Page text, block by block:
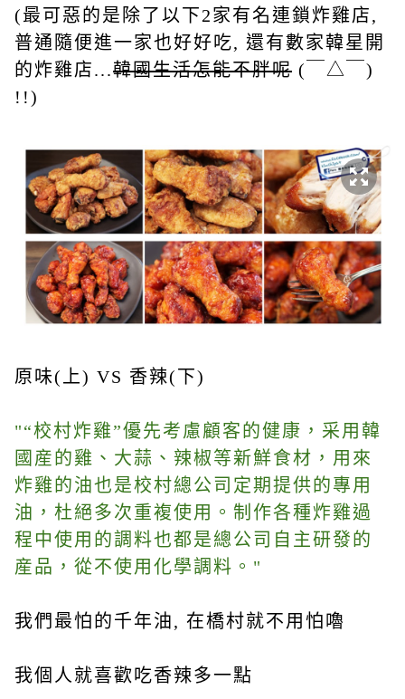
(最可惡的是除了以下2家有名連鎖炸雞店,
普通隨便進一家也好好吃, 還有數家韓星開
的炸雞店...韓國生活怎能不胖呢 (￣△￣)
!!)
原味(上) VS 香辣(下)
"“校村炸雞”優先考慮顧客的健康，采用韓
國産的雞、大蒜、辣椒等新鮮食材，用來
炸雞的油也是校村總公司定期提供的專用
油，杜絕多次重複使用。制作各種炸雞過
程中使用的調料也都是總公司自主研發的
産品，從不使用化學調料。"
我們最怕的千年油, 在橋村就不用怕嚕
我個人就喜歡吃香辣多一點